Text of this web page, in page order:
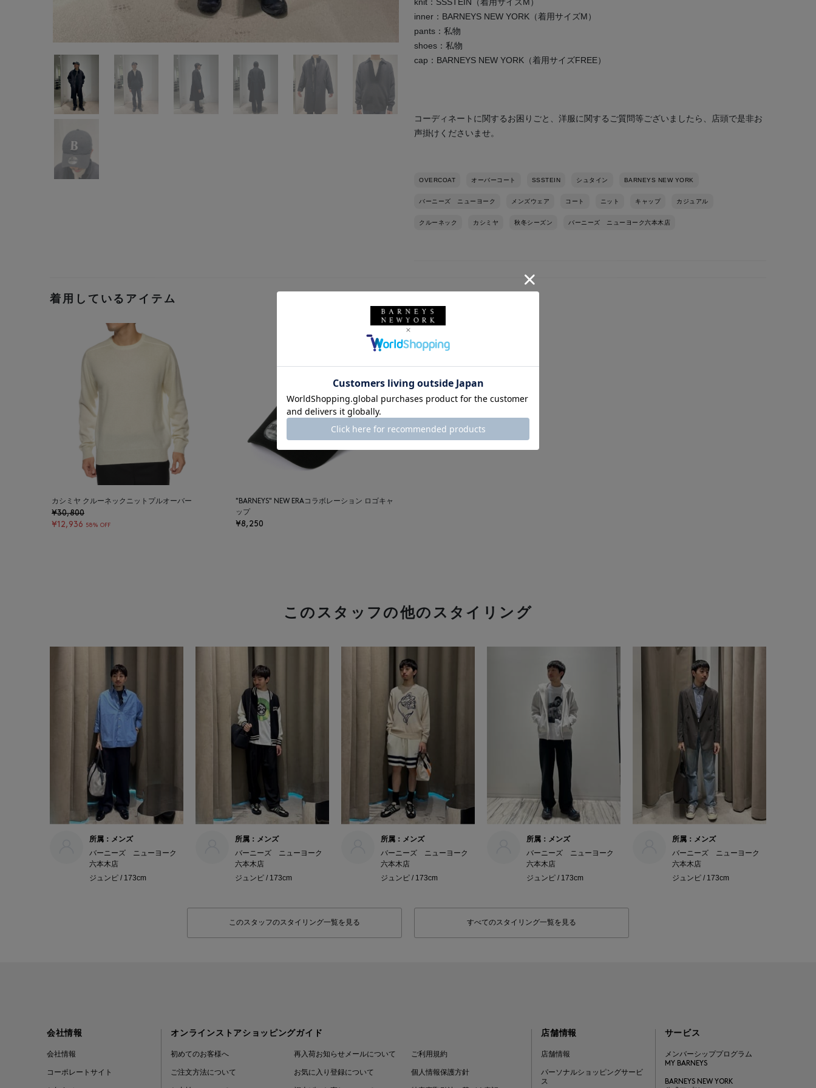
inner：BARNEYS NEW YORK（着用サイズM）
pants：私物
shoes：私物
cap：BARNEYS NEW YORK（着用サイズFREE）
コーディネートに関するお困りごと、洋服に関するご質問等ございましたら、店頭で是非お
声掛けくださいませ。
OVERCOAT オーバーコート SSSTEIN シュタイン BARNEYS NEW YORK
バーニーズ ニューヨーク メンズウェア コート ニット キャップ カジュアル
クルーネック カシミヤ 秋冬シーズン バーニーズ ニューヨーク六本木店
着用しているアイテム
カシミヤ クルーネックニットプルオーバー
¥30,800
¥12,936 58% OFF
"BARNEYS" NEW ERAコラボレーション ロゴキャ
ップ
¥8,250
このスタッフの他のスタイリング
所属：メンズ
バーニーズ ニューヨーク
六本木店
ジュンピ / 173cm
所属：メンズ
バーニーズ ニューヨーク
六本木店
ジュンピ / 173cm
所属：メンズ
バーニーズ ニューヨーク
六本木店
ジュンピ / 173cm
所属：メンズ
バーニーズ ニューヨーク
六本木店
ジュンピ / 173cm
所属：メンズ
バーニーズ ニューヨーク
六本木店
ジュンピ / 173cm
このスタッフのスタイリング一覧を見る すべてのスタイリング一覧を見る
会社情報
会社情報
コーポレートサイト
オンラインストアショッピングガイド
初めてのお客様へ
ご注文方法について
再入荷お知らせメールについて
お気に入り登録について
ご利用規約
個人情報保護方針
店舗情報
店舗情報
パーソナルショッピングサービ
ス
サービス
メンバーシッププログラム
MY BARNEYS
BARNEYS NEW YORK